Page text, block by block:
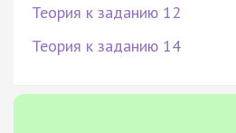
Теория к заданию 12
Теория к заданию 14